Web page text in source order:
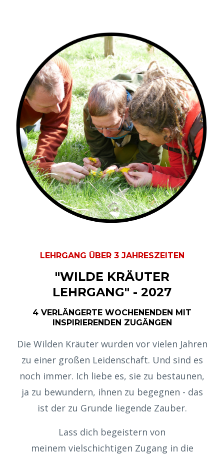
LEHRGANG ÜBER 3 JAHRESZEITEN
"WILDE KRÄUTER
LEHRGANG" - 2027
4 VERLÄNGERTE WOCHENENDEN MIT
INSPIRIERENDEN ZUGÄNGEN
Die Wilden Kräuter wurden vor vielen Jahren
zu einer großen Leidenschaft. Und sind es
noch immer. Ich liebe es, sie zu bestaunen,
ja zu bewundern, ihnen zu begegnen - das
ist der zu Grunde liegende Zauber.
Lass dich begeistern von
meinem vielschichtigen Zugang in die